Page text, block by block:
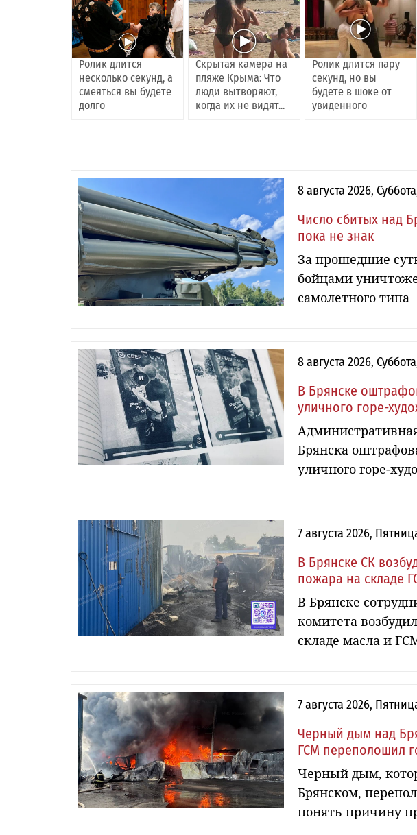
Ролик длится
несколько секунд, а
смеяться вы будете
долго
Скрытая камера на
пляже Крыма: Что
люди вытворяют,
когда их не видят...
Ролик длится пару
секунд, но вы
будете в шоке от
увиденного
8 августа 2026,
Число сбитых над
пока не знак
За прошедшие
бойцами
самолетного типа
8 августа 2026,
В Брянске
уличного горе-
Брянска
уличного горе-
7 августа 2026,
В Брянске СК
пожара на складе
В Брянске
комитета
складе масла и
7 августа 2026,
Черный дым над
ГСМ переполошил
Черный дым,
Брянском,
понять причину